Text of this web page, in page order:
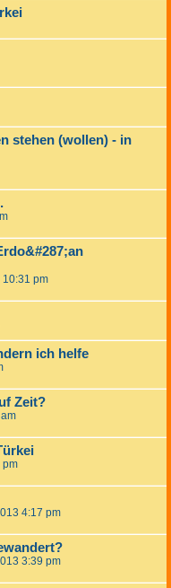
stehen (wollen) - in
10:31 pm
ich helfe
Zeit?
pm
4:17 pm
3:39 pm